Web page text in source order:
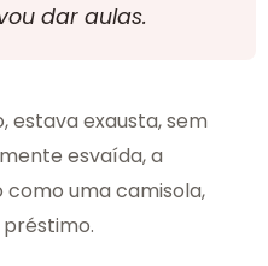
dar aulas.
estava exausta, sem
esvaída, a
como uma camisola,